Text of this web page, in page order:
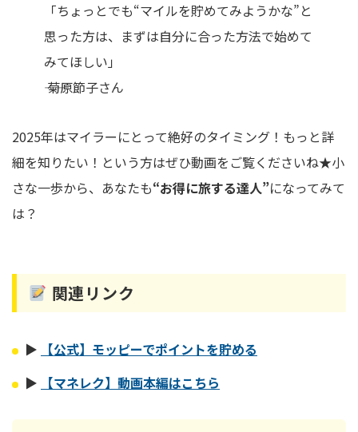
「ちょっとでも“マイルを貯めてみようかな”と
思った方は、まずは自分に合った方法で始めて
みてほしい」
―― 菊原節子さん
2025年はマイラーにとって絶好のタイミング！もっと詳
細を知りたい！という方はぜひ動画をご覧くださいね★小
さな一歩から、あなたも“お得に旅する達人”になってみて
は？
関連リンク
▶
【公式】モッピーでポイントを貯める
▶
【マネレク】動画本編はこちら